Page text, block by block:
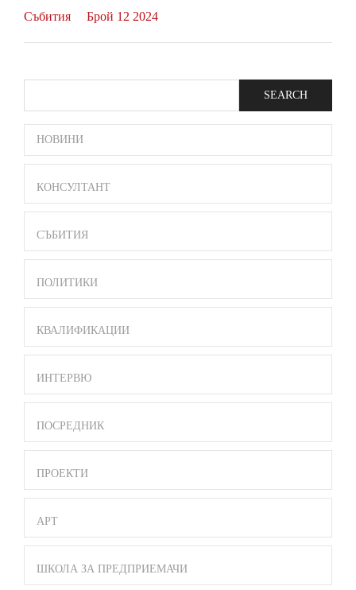
Събития Брой 12 2024
SIDE
BAR
MENU
НОВИНИ
КОНСУЛТАНТ
СЪБИТИЯ
ПОЛИТИКИ
КВАЛИФИКАЦИИ
ИНТЕРВЮ
ПОСРЕДНИК
ПРОЕКТИ
АРТ
ШКОЛА ЗА ПРЕДПРИЕМАЧИ